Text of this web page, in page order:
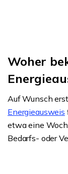
Woher
Auf Wunsch
Energieausweis
etwa eine
Bedarfs- oder